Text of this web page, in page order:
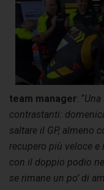
team manager: “
contrastanti:
saltare il GP, almeno
recupero più veloce
con il doppio podio
se rimane un po’ di